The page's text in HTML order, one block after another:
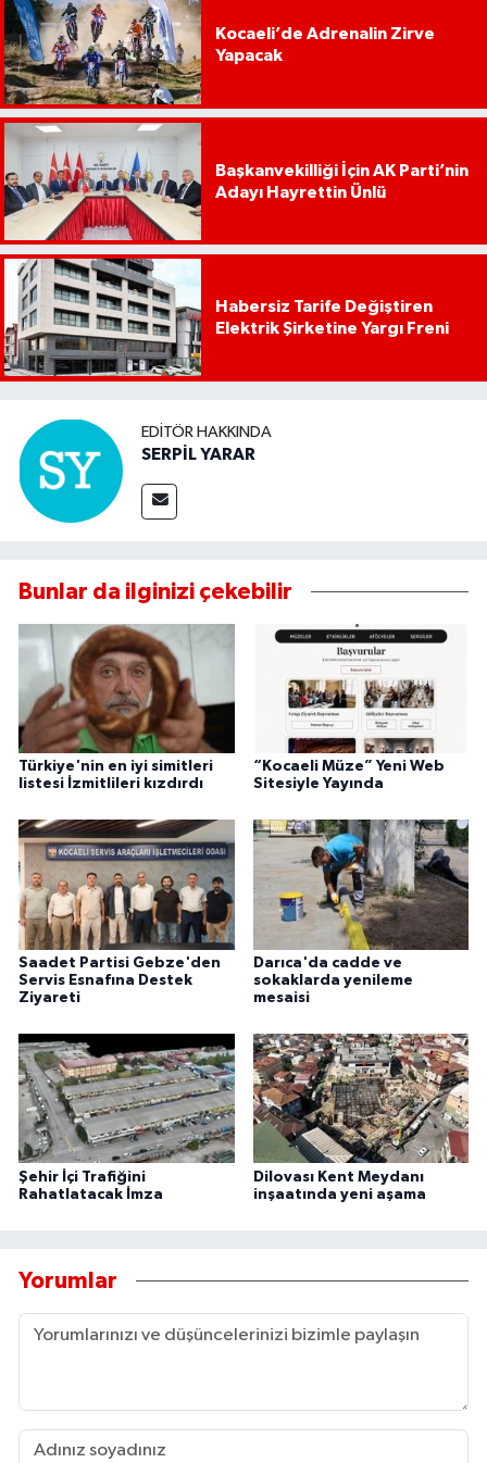
Kocaeli’de Adrenalin Zirve
Yapacak
Başkanvekilliği İçin AK Parti’nin
Adayı Hayrettin Ünlü
Habersiz Tarife Değiştiren
Elektrik Şirketine Yargı Freni
EDITÖR HAKKINDA
SERPİL YARAR
Bunlar da ilginizi çekebilir
Türkiye'nin en iyi simitleri
listesi İzmitlileri kızdırdı
“Kocaeli Müze” Yeni Web
Sitesiyle Yayında
Saadet Partisi Gebze'den
Servis Esnafına Destek
Ziyareti
Darıca'da cadde ve
sokaklarda yenileme
mesaisi
Şehir İçi Trafiğini
Rahatlatacak İmza
Dilovası Kent Meydanı
inşaatında yeni aşama
Yorumlar